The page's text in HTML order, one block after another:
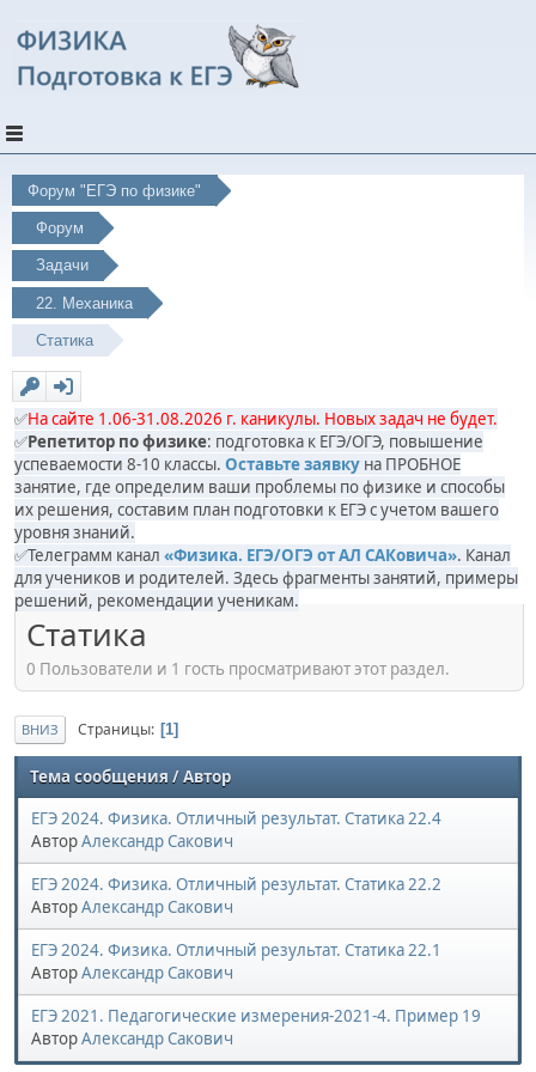
Форум "ЕГЭ по физике"
Форум
Задачи
22. Механика
Статика
✅На сайте 1.06-31.08.2026 г. каникулы. Новых задач не будет.
✅Репетитор по физике: подготовка к ЕГЭ/ОГЭ, повышение
успеваемости 8-10 классы. Оставьте заявку на ПРОБНОЕ
занятие, где определим ваши проблемы по физике и способы
их решения, составим план подготовки к ЕГЭ с учетом вашего
уровня знаний.
✅Телеграмм канал «Физика. ЕГЭ/ОГЭ от АЛ САКовича». Канал
для учеников и родителей. Здесь фрагменты занятий, примеры
решений, рекомендации ученикам.
Статика
0 Пользователи и 1 гость просматривают этот раздел.
ВНИЗ Страницы 1
Тема сообщения /Автор
ЕГЭ 2024. Физика. Отличный результат. Статика 22.4
АвторАлександр Сакович
ЕГЭ 2024. Физика. Отличный результат. Статика 22.2
АвторАлександр Сакович
ЕГЭ 2024. Физика. Отличный результат. Статика 22.1
АвторАлександр Сакович
ЕГЭ 2021. Педагогические измерения-2021-4. Пример 19
АвторАлександр Сакович